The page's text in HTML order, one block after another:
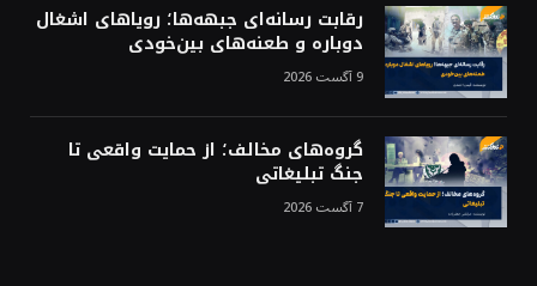
رقابت رسانه‌ای جبهه‌ها؛ رویاهای اشغال
دوباره و طعنه‌های بین‌خودی
9 آگست 2026
گروه‌های مخالف؛ از حمایت واقعی تا
جنگ تبلیغاتی
7 آگست 2026